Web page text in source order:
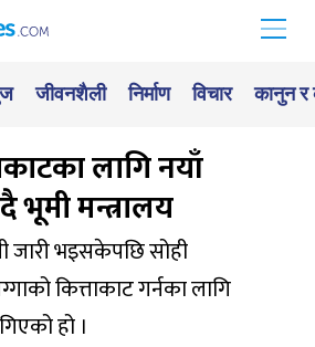
जीवनशैली निर्माण विचार कानुन
लागि नयाँ
भूमी मन्त्रालय
जारी भइसकेपछि सोही
कित्ताकाट गर्नका लागि
हो ।